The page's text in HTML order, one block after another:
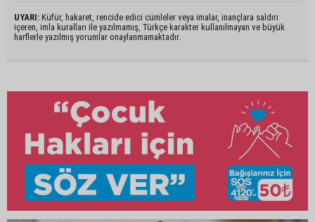
UYARI: Küfür, hakaret, rencide edici cümleler veya imalar, inançlara saldırı
içeren, imla kuralları ile yazılmamış, Türkçe karakter kullanılmayan ve büyük
harflerle yazılmış yorumlar onaylanmamaktadır.